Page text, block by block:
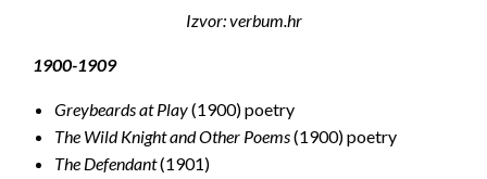
Izvor: verbum.hr
1900-1909
Greybeards at Play(1900) poetry
The Wild Knight and Other Poems(1900) poetry
The Defendant(1901)